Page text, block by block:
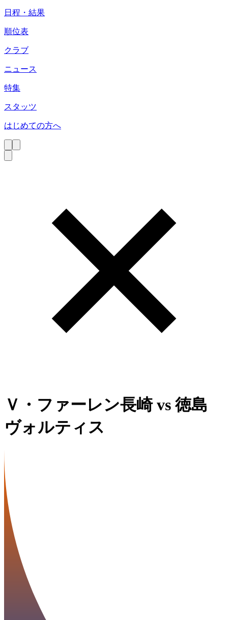
日程・結果
順位表
クラブ
ニュース
特集
スタッツ
はじめての方へ
Ｖ・ファーレン長崎vs 徳島
ヴォルティス